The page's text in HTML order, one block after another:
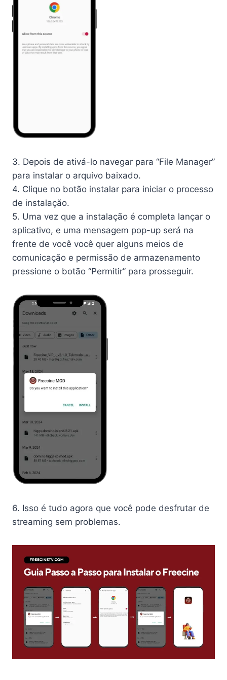
3. Depois de ativá-lo navegar para “File Manager”
para instalar o arquivo baixado.
4. Clique no botão instalar para iniciar o processo
de instalação.
5. Uma vez que a instalação é completa lançar o
aplicativo, e uma mensagem pop-up será na
frente de você você quer alguns meios de
comunicação e permissão de armazenamento
pressione o botão “Permitir” para prosseguir.
6. Isso é tudo agora que você pode desfrutar de
streaming sem problemas.